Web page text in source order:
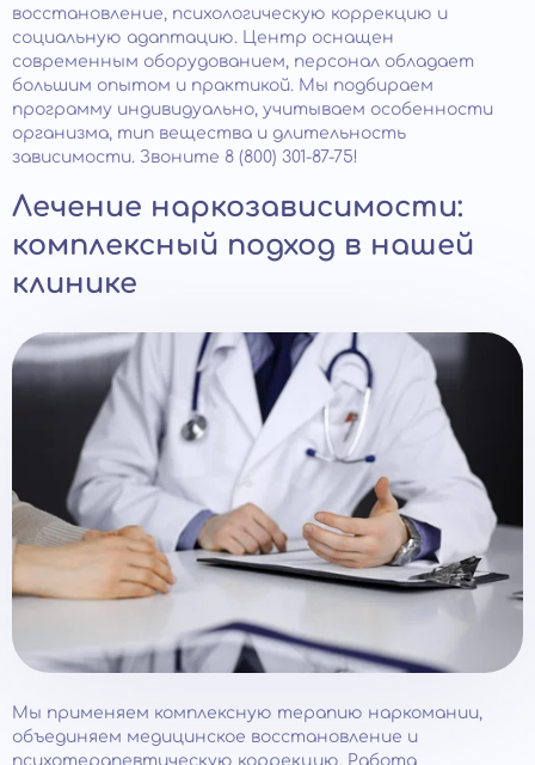
восстановление, психологическую коррекцию и
социальную адаптацию. Центр оснащен
современным оборудованием, персонал обладает
большим опытом и практикой. Мы подбираем
программу индивидуально, учитываем особенности
организма, тип вещества и длительность
зависимости. Звоните 8 (800) 301-87-75!
Лечение наркозависимости:
комплексный подход в нашей
клинике
Мы применяем комплексную терапию наркомании,
объединяем медицинское восстановление и
психотерапевтическую коррекцию. Работа